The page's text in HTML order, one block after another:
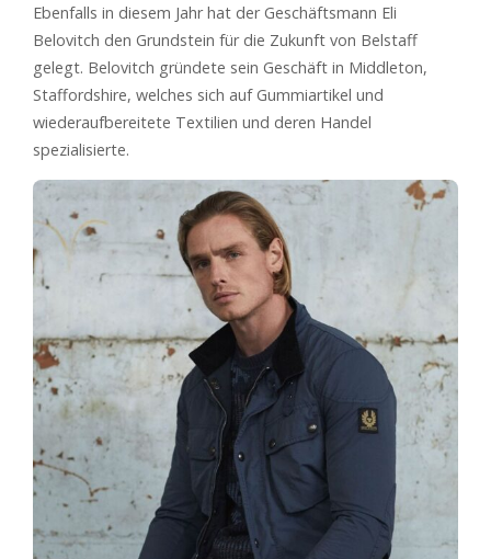
Ebenfalls in diesem Jahr hat der Geschäftsmann Eli
Belovitch den Grundstein für die Zukunft von Belstaff
gelegt. Belovitch gründete sein Geschäft in Middleton,
Staffordshire, welches sich auf Gummiartikel und
wiederaufbereitete Textilien und deren Handel
spezialisierte.